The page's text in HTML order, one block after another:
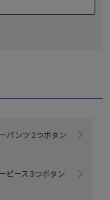
パンツ 2つボタン
ピース 3つボタン